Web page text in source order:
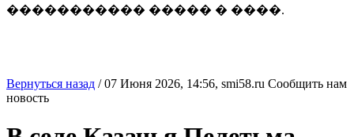
����������� ����� � ����.
Вернуться назад /07 Июня 2026, 14:56, smi58.ru Сообщить нам
новость